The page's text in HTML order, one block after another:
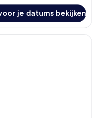
je datums bekijken
met een groot bed,